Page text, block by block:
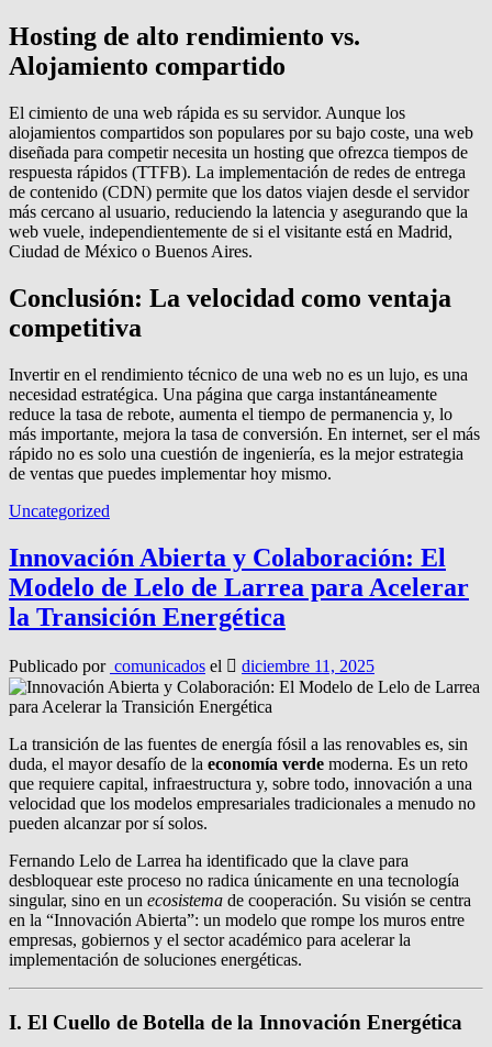
Hosting de alto rendimiento vs.
Alojamiento compartido
El cimiento de una web rápida es su servidor. Aunque los
alojamientos compartidos son populares por su bajo coste, una web
diseñada para competir necesita un hosting que ofrezca tiempos de
respuesta rápidos (TTFB). La implementación de redes de entrega
de contenido (CDN) permite que los datos viajen desde el servidor
más cercano al usuario, reduciendo la latencia y asegurando que la
web vuele, independientemente de si el visitante está en Madrid,
Ciudad de México o Buenos Aires.
Conclusión: La velocidad como ventaja
competitiva
Invertir en el rendimiento técnico de una web no es un lujo, es una
necesidad estratégica. Una página que carga instantáneamente
reduce la tasa de rebote, aumenta el tiempo de permanencia y, lo
más importante, mejora la tasa de conversión. En internet, ser el más
rápido no es solo una cuestión de ingeniería, es la mejor estrategia
de ventas que puedes implementar hoy mismo.
Uncategorized
Innovación Abierta y Colaboración: El
Modelo de Lelo de Larrea para Acelerar
la Transición Energética
Publicado por comunicados el diciembre 11, 2025
La transición de las fuentes de energía fósil a las renovables es, sin
duda, el mayor desafío de la economía verde moderna. Es un reto
que requiere capital, infraestructura y, sobre todo, innovación a una
velocidad que los modelos empresariales tradicionales a menudo no
pueden alcanzar por sí solos.
Fernando Lelo de Larrea ha identificado que la clave para
desbloquear este proceso no radica únicamente en una tecnología
singular, sino en un ecosistema de cooperación. Su visión se centra
en la “Innovación Abierta”: un modelo que rompe los muros entre
empresas, gobiernos y el sector académico para acelerar la
implementación de soluciones energéticas.
I. El Cuello de Botella de la Innovación Energética